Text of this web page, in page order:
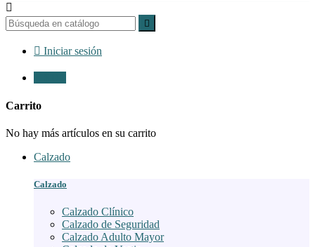


 Iniciar sesión
Carrito
No hay más artículos en su carrito
Calzado
Calzado
Calzado Clínico
Calzado de Seguridad
Calzado Adulto Mayor